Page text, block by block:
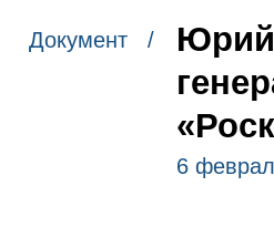
Документ /
Юрий
6